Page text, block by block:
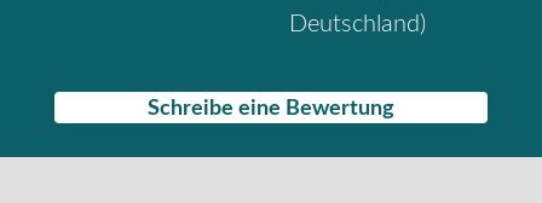
Deutschland)
Schreibe eine Bewertung